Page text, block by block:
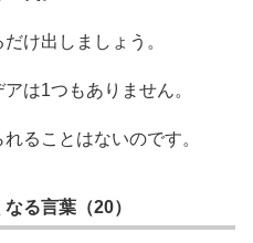
け出しましょう。
は1つもありません。
ることはないのです。
る言葉（20）